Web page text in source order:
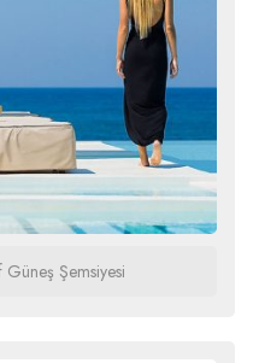
Şemsiyesi